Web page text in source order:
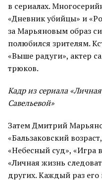
в сериалах.
«Дневник убийцы» и
за Марьяновым образ
полюбился зрителям.
«Выше радуги», актер
трюков.
Кадр из сериала
Савельевой»
Затем Дмитрий
«Бальзаковский
«Небесный суд», «Игра
«Личная жизнь
других. Каждый раз его